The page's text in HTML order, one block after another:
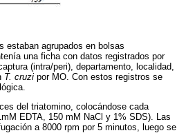
estaban agrupados en bolsas
una ficha con datos registrados por
(intra/peri), departamento, localidad,
T. cruzi por MO. Con estos registros se
del triatomino, colocándose cada
EDTA, 150 mM NaCl y 1% SDS). Las
a 8000 rpm por 5 minutos, luego se